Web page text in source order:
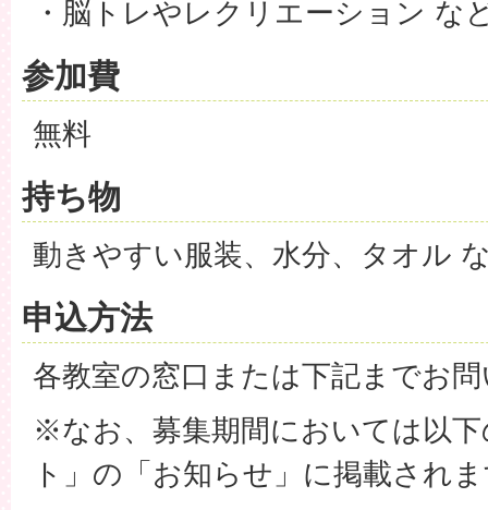
・脳トレやレクリエーション な
参加費
無料
持ち物
動きやすい服装、水分、タオル
申込方法
各教室の窓口または下記までお
※なお、募集期間においては以
ト」の「お知らせ」に掲載され